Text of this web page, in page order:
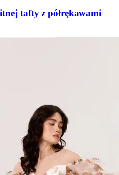
tafty z półrękawami